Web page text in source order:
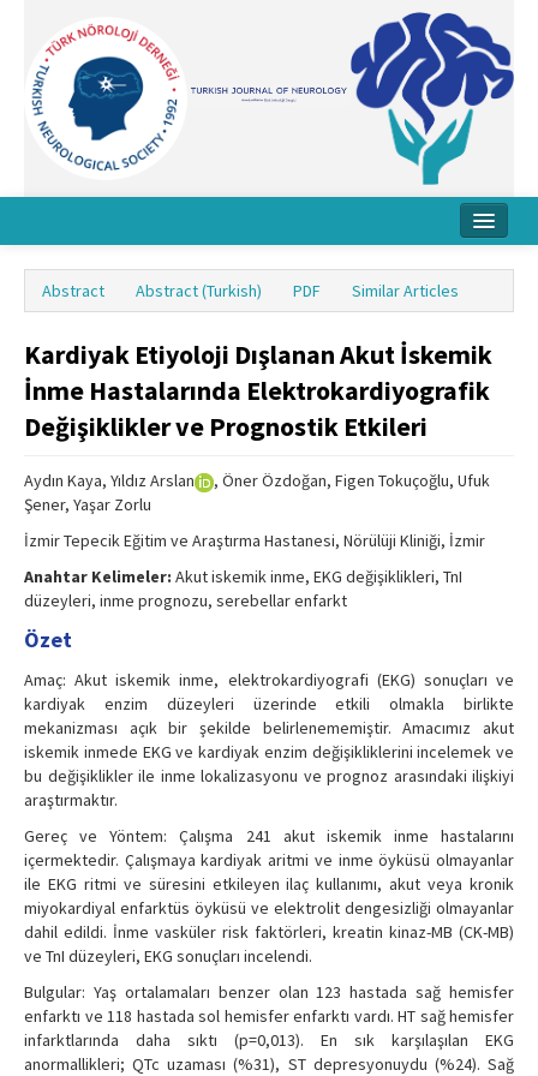
About Journal
Board
Instructions
Contact Us
Abstract Abstract (Turkish) PDF Similar Articles
Kardiyak Etiyoloji Dışlanan Akut İskemik
İnme Hastalarında Elektrokardiyografik
Değişiklikler ve Prognostik Etkileri
Aydın Kaya, Yıldız Arslan
, Öner Özdoğan, Figen Tokuçoğlu, Ufuk
Şener, Yaşar Zorlu
İzmir Tepecik Eğitim ve Araştırma Hastanesi, Nörülüji Kliniği, İzmir
Anahtar Kelimeler: Akut iskemik inme, EKG değişiklikleri, TnI
düzeyleri, inme prognozu, serebellar enfarkt
Özet
Amaç: Akut iskemik inme, elektrokardiyografi (EKG) sonuçları ve
kardiyak enzim düzeyleri üzerinde etkili olmakla birlikte
mekanizması açık bir şekilde belirlenememiştir. Amacımız akut
iskemik inmede EKG ve kardiyak enzim değişikliklerini incelemek ve
bu değişiklikler ile inme lokalizasyonu ve prognoz arasındaki ilişkiyi
araştırmaktır.
Gereç ve Yöntem: Çalışma 241 akut iskemik inme hastalarını
içermektedir. Çalışmaya kardiyak aritmi ve inme öyküsü olmayanlar
ile EKG ritmi ve süresini etkileyen ilaç kullanımı, akut veya kronik
miyokardiyal enfarktüs öyküsü ve elektrolit dengesizliği olmayanlar
dahil edildi. İnme vasküler risk faktörleri, kreatin kinaz-MB (CK-MB)
ve TnI düzeyleri, EKG sonuçları incelendi.
Bulgular: Yaş ortalamaları benzer olan 123 hastada sağ hemisfer
enfarktı ve 118 hastada sol hemisfer enfarktı vardı. HT sağ hemisfer
infarktlarında daha sıktı (p=0,013). En sık karşılaşılan EKG
anormallikleri; QTc uzaması (%31), ST depresyonuydu (%24). Sağ